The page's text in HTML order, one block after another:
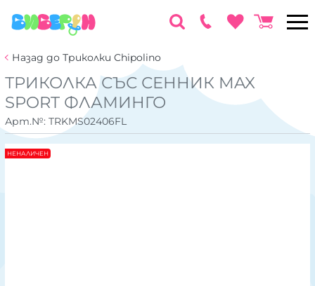
Назад до Триколки Chipolino
ТРИКОЛКА СЪС СЕННИК MAX
SPORT ФЛАМИНГО
Арт.№: TRKMS02406FL
НЕНАЛИЧЕН